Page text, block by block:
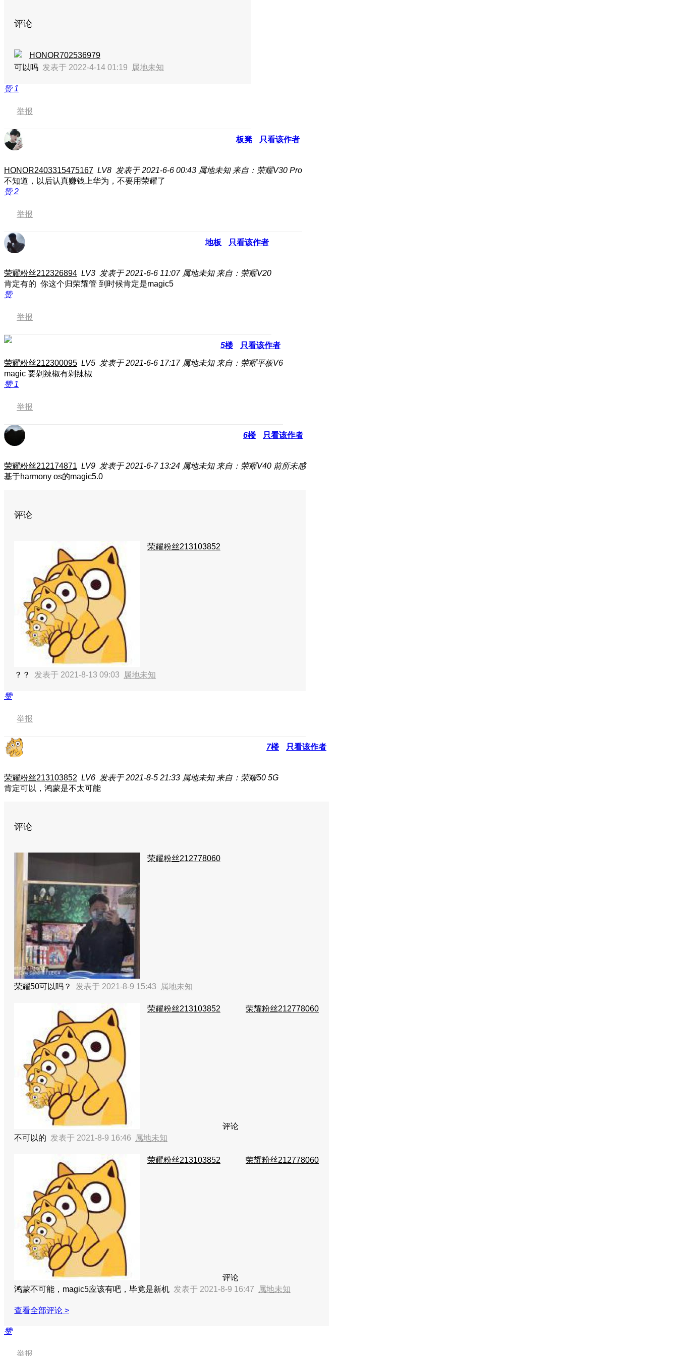
评论
HONOR702536979
可以吗 发表于 2022-4-14 01:19 属地未知
赞1
举报
板凳 只看该作者
HONOR2403315475167 LV8 发表于 2021-6-6 00:43 属地未知 来自：荣耀V30 Pro
不知道，以后认真赚钱上华为，不要用荣耀了
赞2
举报
地板 只看该作者
荣耀粉丝212326894 LV3 发表于 2021-6-6 11:07 属地未知 来自：荣耀V20
肯定有的 你这个归荣耀管 到时候肯定是magic5
赞
举报
5楼 只看该作者
荣耀粉丝212300095 LV5 发表于 2021-6-6 17:17 属地未知 来自：荣耀平板V6
magic 要剁辣椒有剁辣椒
赞1
举报
6楼 只看该作者
荣耀粉丝212174871 LV9 发表于 2021-6-7 13:24 属地未知 来自：荣耀V40 前所未感
基于harmony os的magic5.0
评论
荣耀粉丝213103852
？？ 发表于 2021-8-13 09:03 属地未知
赞
举报
7楼 只看该作者
荣耀粉丝213103852 LV6 发表于 2021-8-5 21:33 属地未知 来自：荣耀50 5G
肯定可以，鸿蒙是不太可能
评论
荣耀粉丝212778060
荣耀50可以吗？ 发表于 2021-8-9 15:43 属地未知
荣耀粉丝213103852
评论
荣耀粉丝212778060
不可以的 发表于 2021-8-9 16:46 属地未知
荣耀粉丝213103852
评论
荣耀粉丝212778060
鸿蒙不可能，magic5应该有吧，毕竟是新机 发表于 2021-8-9 16:47 属地未知
查看全部评论 >
赞
举报